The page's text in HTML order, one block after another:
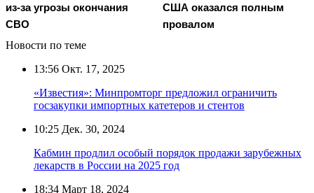
из-за угрозы окончания
СВО
США оказался полным
провалом
Новости по теме
13:56 Окт. 17, 2025
«Известия»: Минпромторг предложил ограничить
госзакупки импортных катетеров и стентов
10:25 Дек. 30, 2024
Кабмин продлил особый порядок продажи зарубежных
лекарств в России на 2025 год
18:34 Март 18, 2024